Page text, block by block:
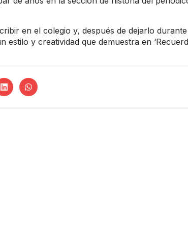
en el colegio y, después de dejarlo
estilo y creatividad que demuestra en